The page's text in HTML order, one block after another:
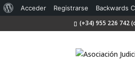
Acerca
Acceder Registrarse Backwards
(+34) 955 226 742